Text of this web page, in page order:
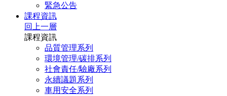
緊急公告
課程資訊
回上一層
課程資訊
品質管理系列
環境管理/碳排系列
社會責任/驗廠系列
永續議題系列
車用安全系列